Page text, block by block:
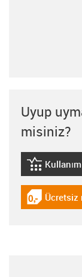
Uyup
misiniz?
igus-icon-
igus-icon-
Ücretsiz